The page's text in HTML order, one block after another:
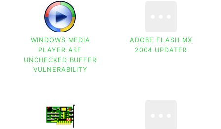
WINDOWS MEDIA
PLAYER ASF
UNCHECKED BUFFER
VULNERABILITY
ADOBE FLASH MX
2004 UPDATER